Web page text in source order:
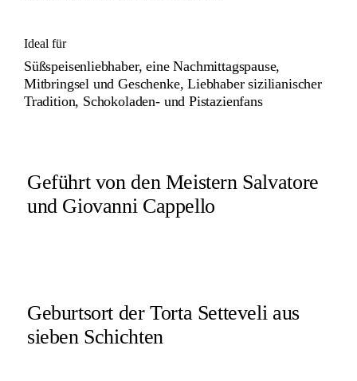
Ideal für
Süßspeisenliebhaber, eine Nachmittagspause,
Mitbringsel und Geschenke, Liebhaber sizilianischer
Tradition, Schokoladen- und Pistazienfans
Geführt von den Meistern Salvatore
und Giovanni Cappello
Geburtsort der Torta Setteveli aus
sieben Schichten